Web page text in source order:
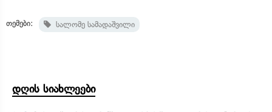
თემები: სალომე სამადაშვილი
დღის სიახლეები